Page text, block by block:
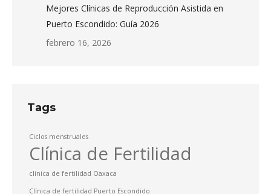
Mejores Clínicas de Reproducción Asistida en
Puerto Escondido: Guía 2026
febrero 16, 2026
Tags
Ciclos menstruales
Clínica de Fertilidad
clínica de fertilidad Oaxaca
Clínica de fertilidad Puerto Escondido